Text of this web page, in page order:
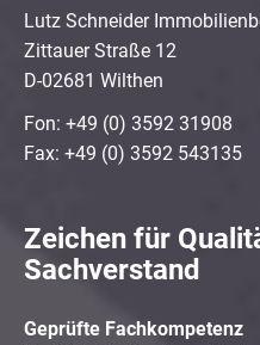
Lutz Schneider
Zittauer Straße 12
D-02681 Wilthen
Fon: +49 (0) 3592 31908
Fax: +49 (0) 3592 543135
Zeichen für
Sachverstand
Geprüfte Fachkompetenz